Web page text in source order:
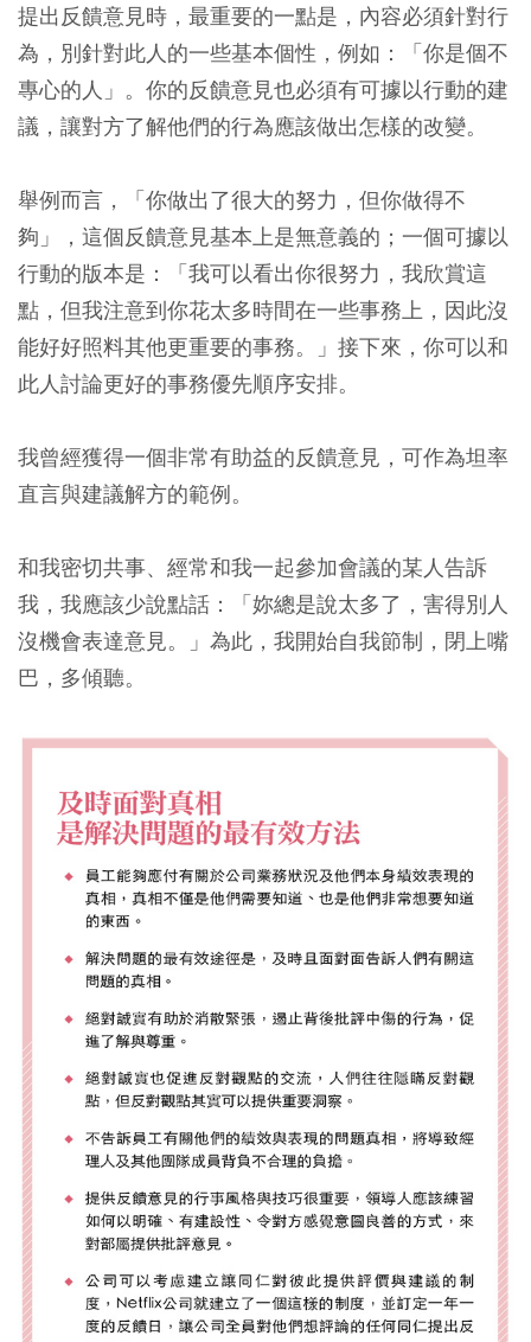
提出反饋意見時，最重要的一點是，內容必須針對行
為，別針對此人的一些基本個性，例如：「你是個不
專心的人」。你的反饋意見也必須有可據以行動的建
議，讓對方了解他們的行為應該做出怎樣的改變。
舉例而言，「你做出了很大的努力，但你做得不
夠」，這個反饋意見基本上是無意義的；一個可據以
行動的版本是：「我可以看出你很努力，我欣賞這
點，但我注意到你花太多時間在一些事務上，因此沒
能好好照料其他更重要的事務。」接下來，你可以和
此人討論更好的事務優先順序安排。
我曾經獲得一個非常有助益的反饋意見，可作為坦率
直言與建議解方的範例。
和我密切共事、經常和我一起參加會議的某人告訴
我，我應該少說點話：「妳總是說太多了，害得別人
沒機會表達意見。」為此，我開始自我節制，閉上嘴
巴，多傾聽。